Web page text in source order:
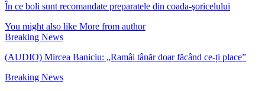
În ce boli sunt recomandate preparatele din coada-şoricelului
You might also like More from author
Breaking News
(AUDIO) Mircea Baniciu: „Ramâi tânăr doar făcând ce-ți place”
Breaking News